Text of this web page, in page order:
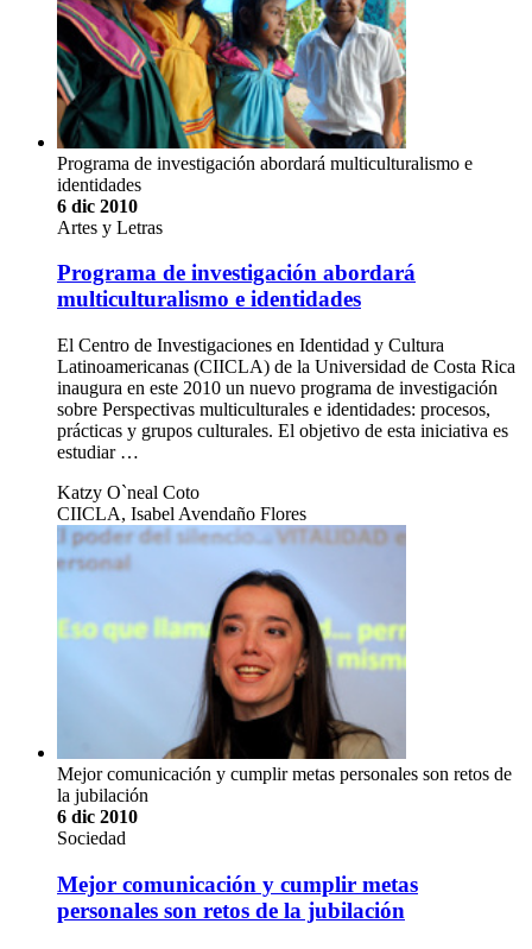
Programa de investigación abordará multiculturalismo e
identidades
6 dic 2010
Artes y Letras
Programa de investigación abordará
multiculturalismo e identidades
El Centro de Investigaciones en Identidad y Cultura
Latinoamericanas (CIICLA) de la Universidad de Costa Rica
inaugura en este 2010 un nuevo programa de investigación
sobre Perspectivas multiculturales e identidades: procesos,
prácticas y grupos culturales. El objetivo de esta iniciativa es
estudiar …
Katzy O`neal Coto
CIICLA, Isabel Avendaño Flores
Mejor comunicación y cumplir metas personales son retos de
la jubilación
6 dic 2010
Sociedad
Mejor comunicación y cumplir metas
personales son retos de la jubilación